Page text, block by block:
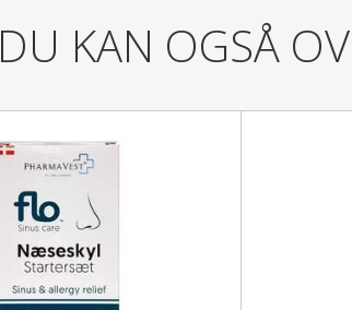
Vandet til
anvist i den
Efter brug skylles
Næsehornet
DU KAN OGSÅ